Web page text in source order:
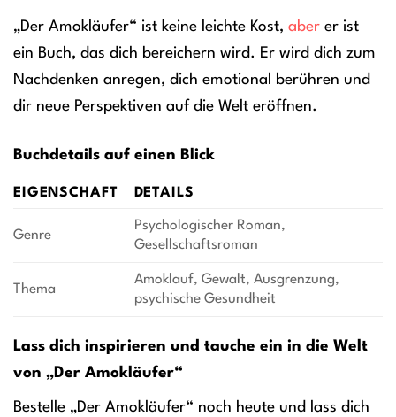
„Der Amokläufer“ ist keine leichte Kost, aber er ist
ein Buch, das dich bereichern wird. Er wird dich zum
Nachdenken anregen, dich emotional berühren und
dir neue Perspektiven auf die Welt eröffnen.
Buchdetails auf einen Blick
EIGENSCHAFT DETAILS
Genre
Psychologischer Roman,
Gesellschaftsroman
Thema
Amoklauf, Gewalt, Ausgrenzung,
psychische Gesundheit
Lass dich inspirieren und tauche ein in die Welt
von „Der Amokläufer“
Bestelle „Der Amokläufer“ noch heute und lass dich